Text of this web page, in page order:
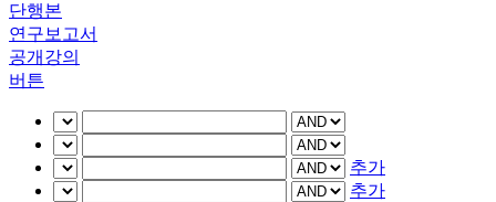
단행본
연구보고서
공개강의
버튼
추가
추가